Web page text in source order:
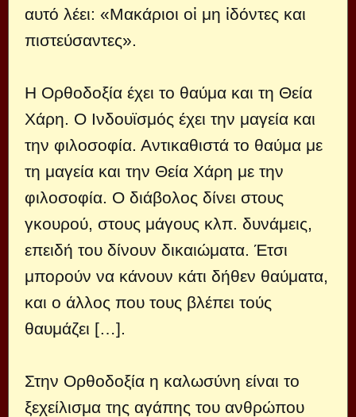
αυτό λέει: «Μακάριοι οἱ μη ἰδόντες και
πιστεύσαντες».
Η Ορθοδοξία έχει το θαύμα και τη Θεία
Χάρη. Ο Ινδουϊσμός έχει την μαγεία και
την φιλοσοφία. Αντικαθιστά το θαύμα με
τη μαγεία και την Θεία Χάρη με την
φιλοσοφία. Ο διάβολος δίνει στους
γκουρού, στους μάγους κλπ. δυνάμεις,
επειδή του δίνουν δικαιώματα. Έτσι
μπορούν να κάνουν κάτι δήθεν θαύματα,
και ο άλλος που τους βλέπει τούς
θαυμάζει […].
Στην Ορθοδοξία η καλωσύνη είναι το
ξεχείλισμα της αγάπης του ανθρώπου